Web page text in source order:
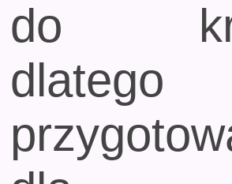
do
dlatego